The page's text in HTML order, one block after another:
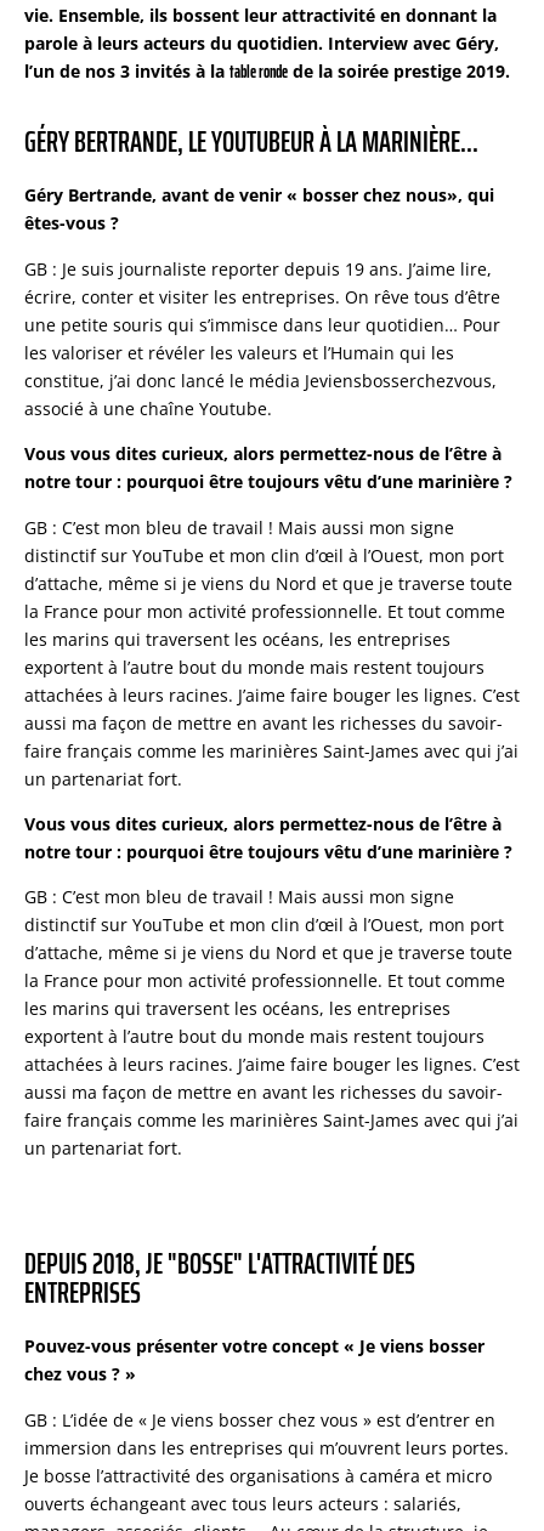
vie. Ensemble, ils bossent leur attractivité en donnant la
parole à leurs acteurs du quotidien. Interview avec Géry,
l’un de nos 3 invités à la table ronde de la soirée prestige 2019.
GÉRY BERTRANDE, LE YOUTUBEUR À LA MARINIÈRE...
Géry Bertrande, avant de venir « bosser chez nous», qui
êtes-vous ?
GB : Je suis journaliste reporter depuis 19 ans. J’aime lire,
écrire, conter et visiter les entreprises. On rêve tous d’être
une petite souris qui s’immisce dans leur quotidien… Pour
les valoriser et révéler les valeurs et l’Humain qui les
constitue, j’ai donc lancé le média Jeviensbosserchezvous,
associé à une chaîne Youtube.
Vous vous dites curieux, alors permettez-nous de l’être à
notre tour : pourquoi être toujours vêtu d’une marinière ?
GB : C’est mon bleu de travail ! Mais aussi mon signe
distinctif sur YouTube et mon clin d’œil à l’Ouest, mon port
d’attache, même si je viens du Nord et que je traverse toute
la France pour mon activité professionnelle. Et tout comme
les marins qui traversent les océans, les entreprises
exportent à l’autre bout du monde mais restent toujours
attachées à leurs racines. J’aime faire bouger les lignes. C’est
aussi ma façon de mettre en avant les richesses du savoir-
faire français comme les marinières Saint-James avec qui j’ai
un partenariat fort.
Vous vous dites curieux, alors permettez-nous de l’être à
notre tour : pourquoi être toujours vêtu d’une marinière ?
GB : C’est mon bleu de travail ! Mais aussi mon signe
distinctif sur YouTube et mon clin d’œil à l’Ouest, mon port
d’attache, même si je viens du Nord et que je traverse toute
la France pour mon activité professionnelle. Et tout comme
les marins qui traversent les océans, les entreprises
exportent à l’autre bout du monde mais restent toujours
attachées à leurs racines. J’aime faire bouger les lignes. C’est
aussi ma façon de mettre en avant les richesses du savoir-
faire français comme les marinières Saint-James avec qui j’ai
un partenariat fort.
DEPUIS 2018, JE "BOSSE" L'ATTRACTIVITÉ DES
ENTREPRISES
Pouvez-vous présenter votre concept « Je viens bosser
chez vous ? »
GB : L’idée de « Je viens bosser chez vous » est d’entrer en
immersion dans les entreprises qui m’ouvrent leurs portes.
Je bosse l’attractivité des organisations à caméra et micro
ouverts échangeant avec tous leurs acteurs : salariés,